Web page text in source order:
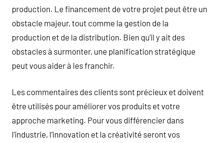
production. Le financement de votre projet peut être un
obstacle majeur, tout comme la gestion de la
production et de la distribution. Bien qu’il y ait des
obstacles à surmonter, une planification stratégique
peut vous aider à les franchir.
Les commentaires des clients sont précieux et doivent
être utilisés pour améliorer vos produits et votre
approche marketing. Pour vous différencier dans
l’industrie, l’innovation et la créativité seront vos